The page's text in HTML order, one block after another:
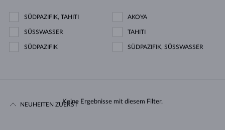
SÜDPAZIFIK, TAHITI AKOYA
SÜSSWASSER TAHITI
SÜDPAZIFIK SÜDPAZIFIK, SÜSSWASSER
Keine Ergebnisse mit diesem Filter.
NEUHEITEN ZUERST